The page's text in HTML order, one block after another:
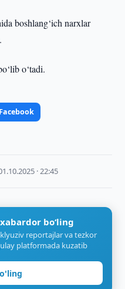
boshlang‘ich narxlar
o‘tadi.
Facebook
· 22:45
bo‘ling
reportajlar va tezkor
platformada kuzatib